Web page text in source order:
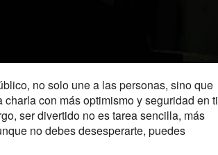
no solo une a las personas, sino que
con más optimismo y seguridad en ti
ser divertido no es tarea sencilla, más
no debes desesperarte, puedes